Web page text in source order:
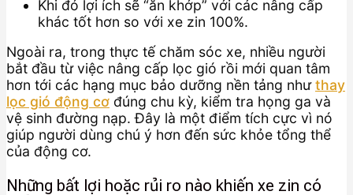
Khi đó lợi ích sẽ “ăn khớp” với các nâng cấp
khác tốt hơn so với xe zin 100%.
Ngoài ra, trong thực tế chăm sóc xe, nhiều người
bắt đầu từ việc nâng cấp lọc gió rồi mới quan tâm
hơn tới các hạng mục bảo dưỡng nền tảng nhưthay
lọc gió động cơ đúng chu kỳ, kiểm tra họng ga và
vệ sinh đường nạp. Đây là một điểm tích cực vì nó
giúp người dùng chú ý hơn đến sức khỏe tổng thể
của động cơ.
Những bất lợi hoặc rủi ro nào khiến xe zin có